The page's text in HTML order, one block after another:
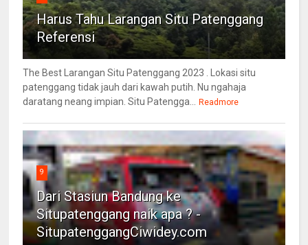
Harus Tahu Larangan Situ Patenggang
Referensi
The Best Larangan Situ Patenggang 2023 . Lokasi situ
patenggang tidak jauh dari kawah putih. Nu ngahaja
daratang neang impian. Situ Patengga...
Readmore
9
Dari Stasiun Bandung ke
Situpatenggang naik apa ? -
SitupatenggangCiwidey.com